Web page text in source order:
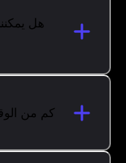
هل
كم من